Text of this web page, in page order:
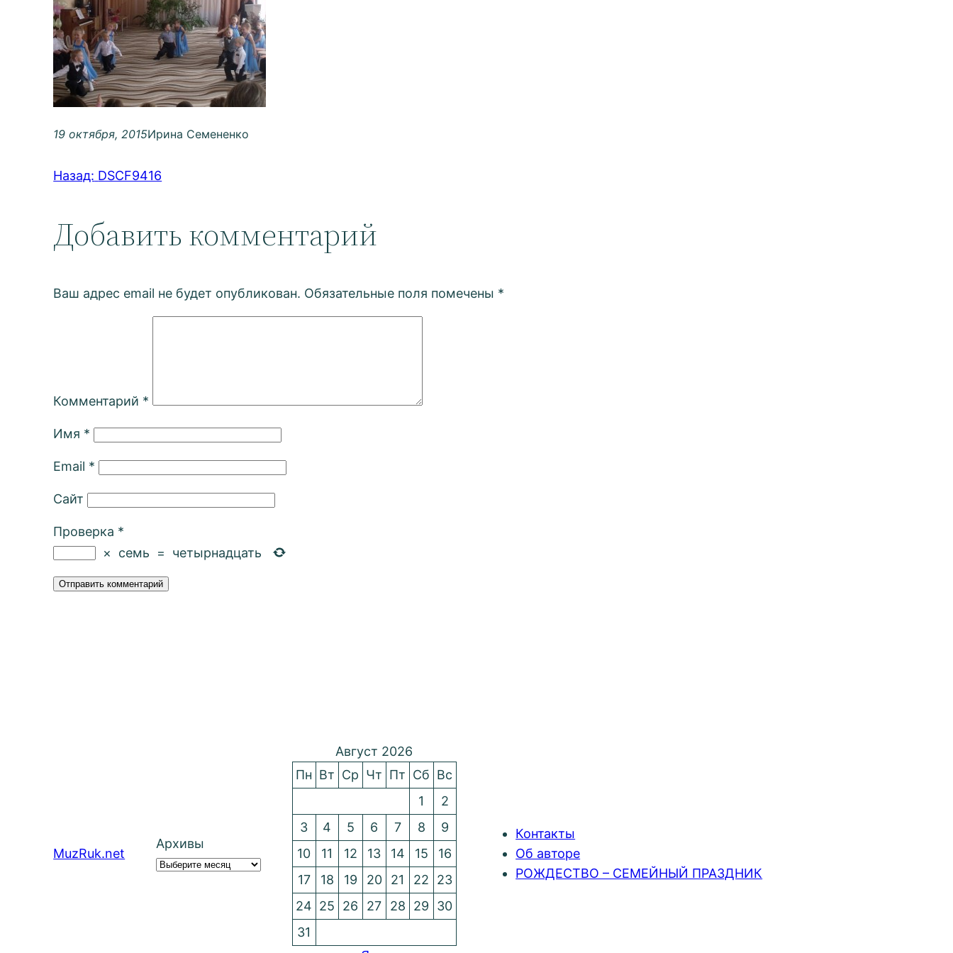
19 октября, 2015Ирина Семененко
Назад: DSCF9416
Добавить комментарий
Ваш адрес email не будет опубликован. Обязательные поля помечены *
Комментарий *
Имя *
Email *
Сайт
Проверка *
×
семь = четырнадцать
MuzRuk.net
Архивы
Август 2026
Пн Вт Ср Чт Пт Сб Вс
1
2
3
4 5 6 7 8
9
10
11 12 13 14 15
16
17
18 19 20 21 22
23
24 25 26 27 28 29
30
31
Контакты
Об авторе
РОЖДЕСТВО – СЕМЕЙНЫЙ ПРАЗДНИК